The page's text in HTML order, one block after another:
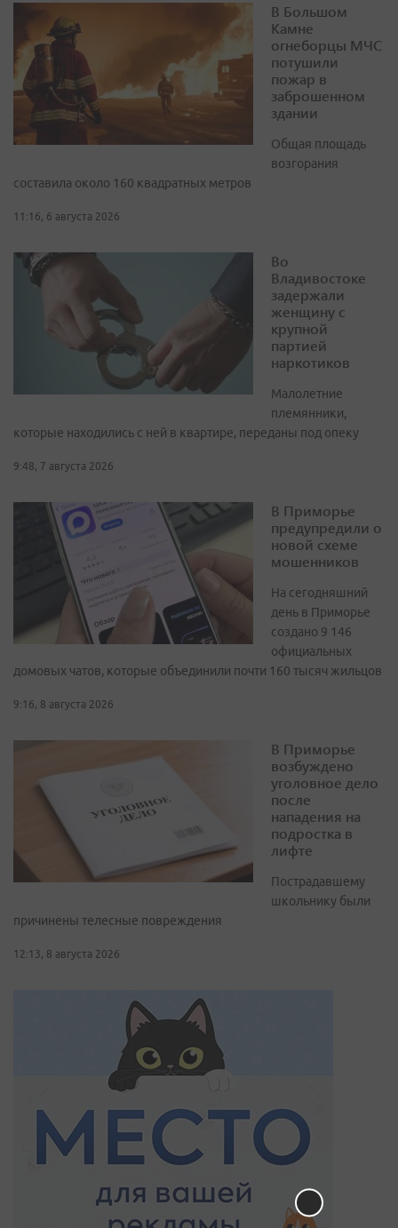
В Большом
Камне
огнеборцы МЧС
потушили
пожар в
заброшенном
здании
Общая площадь
возгорания
составила около 160 квадратных метров
11:16, 6 августа 2026
Во
Владивостоке
задержали
женщину с
крупной
партией
наркотиков
Малолетние
племянники,
которые находились с ней в квартире, переданы под опеку
9:48, 7 августа 2026
В Приморье
предупредили о
новой схеме
мошенников
На сегодняшний
день в Приморье
создано 9 146
официальных
домовых чатов, которые объединили почти 160 тысяч жильцов
9:16, 8 августа 2026
В Приморье
возбуждено
уголовное дело
после
нападения на
подростка в
лифте
Пострадавшему
школьнику были
причинены телесные повреждения
12:13, 8 августа 2026